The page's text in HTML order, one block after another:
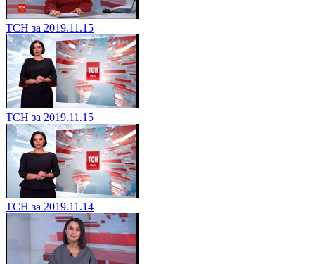
ТСН за 2019.11.15
ТСН за 2019.11.15
ТСН за 2019.11.14